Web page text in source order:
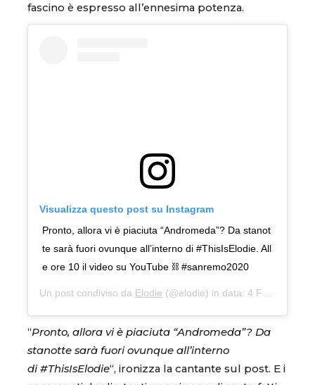
fascino è espresso all’ennesima potenza.
Visualizza questo post su Instagram
Pronto, allora vi è piaciuta “Andromeda”? Da stanot
te sarà fuori ovunque all’interno di #ThisIsElodie. All
e ore 10 il video su YouTube ⛓ #sanremo2020
Un post condiviso da Elodie (@elodie) in data: 4 Feb 2020 alle ore 3:29 PSTe
“Pronto, allora vi è piaciuta “Andromeda”? Da
stanotte sarà fuori ovunque all’interno
di #ThisIsElodie“, ironizza la cantante sul post. E i